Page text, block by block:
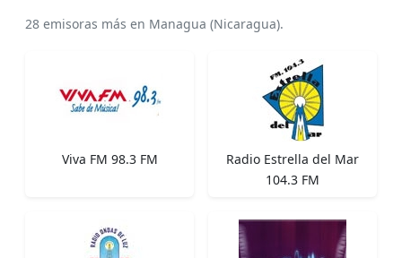
28 emisoras más en Managua (Nicaragua).
Viva FM 98.3 FM
Radio Estrella del Mar
104.3 FM